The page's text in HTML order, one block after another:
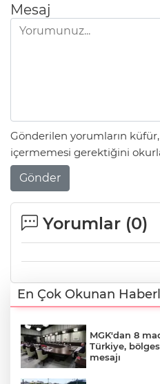
Mesaj
Gönderilen yorumların
içermemesi gerektiğini
Gönder
Yorumlar (0)
En Çok Okunan
MGK'dan 8
Türkiye,
mesajı